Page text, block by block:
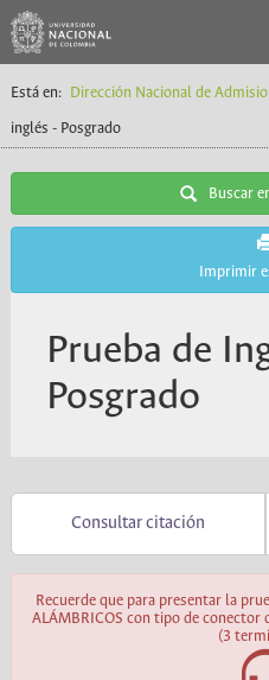
Está en: Dirección Nacional de
inglés - Posgrado
Buscar
Imprimir
Prueba de
Posgrado
Consultar citación
Recuerde que para presentar la
ALÁMBRICOS con tipo de conector
(3